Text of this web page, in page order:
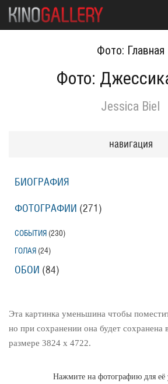
Фото: Главная
Фото:
Jessica Biel
Нажмите на фотографию для её
Эта картинка уменьшина чтобы
но при сохранении она будет сохранена
размере 3824 x 4722.
навигация
БИОГРАФИЯ
ФОТОГРАФИИ (271 )
СОБЫТИЯ (230)
ГОЛАЯ (24)
ОБОИ (84)